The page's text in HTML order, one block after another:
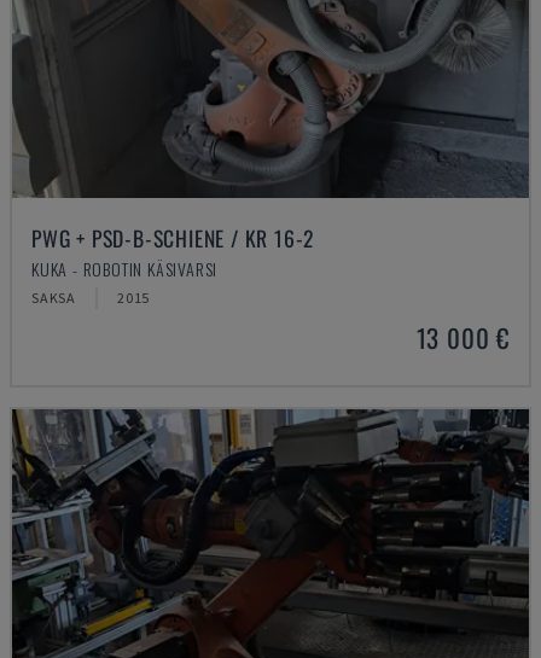
PWG + PSD-B-SCHIENE / KR 16-2
KUKA - ROBOTIN KÄSIVARSI
SAKSA 2015
13 000 €